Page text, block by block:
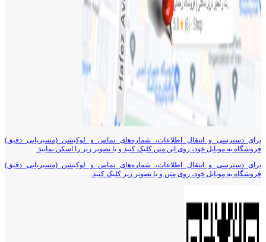
برای دسترسی و انتقال اطلاعات، شماره‌های تماس و لوکیشن (مسیریابی دقیق)
فروشگاه به موبایل خود، روی این متن کلیک کنید و یا تصویر زیر را اسکن نمایید.
برای دسترسی و انتقال اطلاعات، شماره‌های تماس و لوکیشن (مسیریابی دقیق)
فروشگاه به موبایل خود، روی متن و یا تصویر زیر کلیک کنید.